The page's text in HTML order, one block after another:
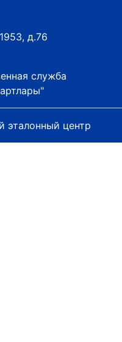
д.76
служба
эталонный центр